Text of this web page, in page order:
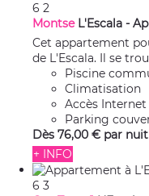
6 2
Montse L'Escala -
Cet appartement
de L'Escala. Il se
Piscine
Climatisation
Accès Internet
Parking
Dès 76,00 € par nuit
+ INFO
6 3